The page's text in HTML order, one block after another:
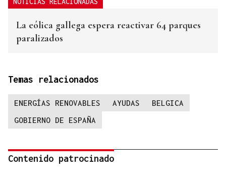
La eólica gallega espera reactivar 64 parques
paralizados
Temas relacionados
ENERGÍAS RENOVABLES AYUDAS
BELGICA
GOBIERNO DE ESPAÑA
Contenido patrocinado